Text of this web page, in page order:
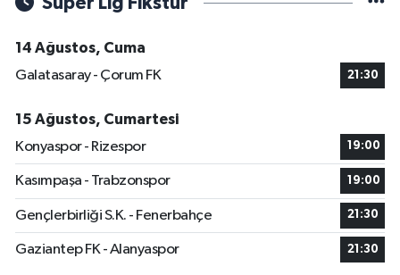
14 Ağustos, Cuma
Galatasaray - Çorum FK
21:30
15 Ağustos, Cumartesi
Konyaspor - Rizespor
19:00
Kasımpaşa - Trabzonspor 19:00
Gençlerbirliği S.K. - Fenerbahçe 21:30
Gaziantep FK - Alanyaspor 21:30